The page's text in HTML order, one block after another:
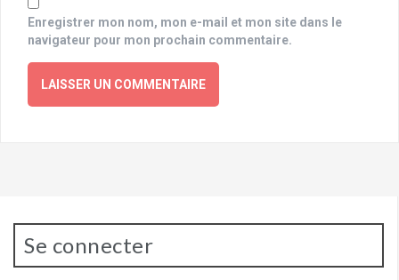
Enregistrer mon nom, mon e-mail et mon site dans le
navigateur pour mon prochain commentaire.
Se connecter